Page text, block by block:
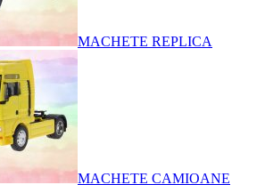
MACHETE REPLICA
MACHETE CAMIOANE